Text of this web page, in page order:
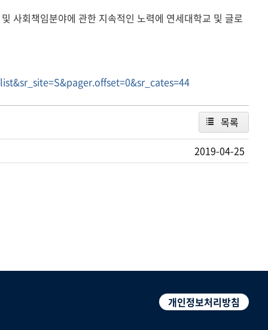
사회책임분야에 관한 지속적인 노력에 연세대학교 및 글로
목록
2019-04-25
개인정보처리방침